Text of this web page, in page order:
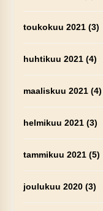
toukokuu 2021(3)
huhtikuu 2021(4)
maaliskuu 2021(4)
helmikuu 2021(3)
tammikuu 2021(5)
joulukuu 2020(3)